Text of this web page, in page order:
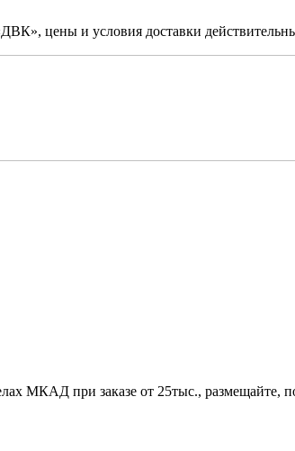
цены и условия доставки действительны
МКАД при заказе от 25тыс., размещайте,